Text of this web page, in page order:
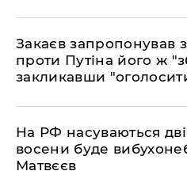
Закаєв запропонував
проти Путіна його ж
закликавши
На РФ насуваються
восени буде
Матвєєв